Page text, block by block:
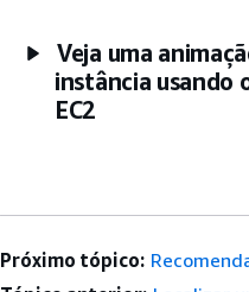
Veja uma
instância usando
EC2
Próximo tópico: